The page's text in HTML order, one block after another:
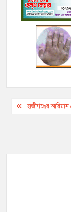
k
k
Postহাজীগঞ্জের